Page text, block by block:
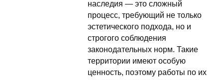
наследия — это сложный
процесс, требующий не только
эстетического подхода, но и
строгого соблюдения
законодательных норм. Такие
территории имеют особую
ценность, поэтому работы по их